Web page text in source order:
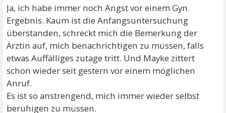
Ja, ich habe immer noch Angst vor einem Gyn.
Ergebnis. Kaum ist die Anfangsuntersuchung
überstanden, schreckt mich die Bemerkung der
Ärztin auf, mich benachrichtigen zu müssen, falls
etwas Auffälliges zutage tritt. Und Mayke zittert
schon wieder seit gestern vor einem möglichen
Anruf.
Es ist so anstrengend, mich immer wieder selbst
beruhigen zu müssen.